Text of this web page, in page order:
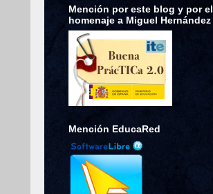
Mención por este blog y por el
homenaje a Miguel Hernández
Mención EducaRed